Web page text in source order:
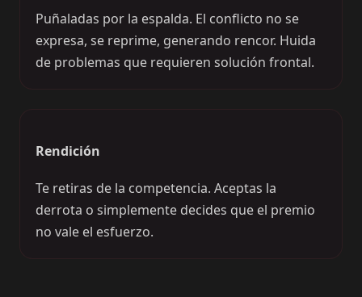
Puñaladas por la espalda. El conflicto no se
expresa, se reprime, generando rencor. Huida
de problemas que requieren solución frontal.
Rendición
Te retiras de la competencia. Aceptas la
derrota o simplemente decides que el premio
no vale el esfuerzo.